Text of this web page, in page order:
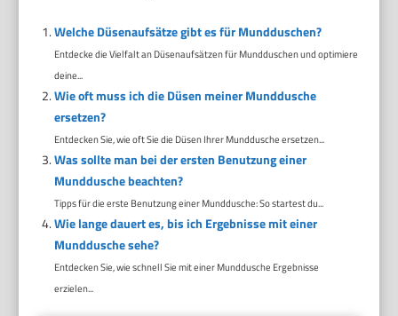
Welche Düsenaufsätze gibt es für Mundduschen?
Entdecke die Vielfalt an Düsenaufsätzen für Mundduschen und optimiere
deine...
Wie oft muss ich die Düsen meiner Munddusche
ersetzen?
Entdecken Sie, wie oft Sie die Düsen Ihrer Munddusche ersetzen...
Was sollte man bei der ersten Benutzung einer
Munddusche beachten?
Tipps für die erste Benutzung einer Munddusche: So startest du...
Wie lange dauert es, bis ich Ergebnisse mit einer
Munddusche sehe?
Entdecken Sie, wie schnell Sie mit einer Munddusche Ergebnisse
erzielen...